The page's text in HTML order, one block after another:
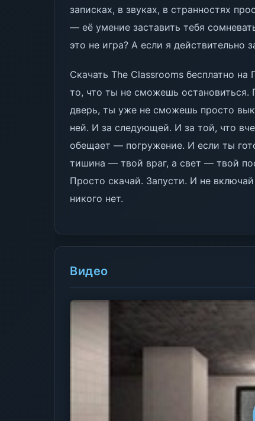
записках, в звуках, в странностях
— её умение заставить тебя
это не игра? А если я действительно
Скачать The Classrooms бесплатно на
то, что ты не сможешь
дверь, ты уже не сможешь просто
ней. И за следующей. И за той, что
обещает — погружение. И если ты
тишина — твой враг, а свет — твой
Просто скачай. Запусти. И не
никого нет.
Видео